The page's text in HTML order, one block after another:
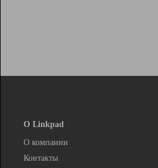
О Linkpad
О компании
Контакты